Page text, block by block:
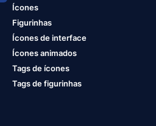
Ícones
Figurinhas
Ícones de interface
Ícones animados
Tags de ícones
Tags de figurinhas